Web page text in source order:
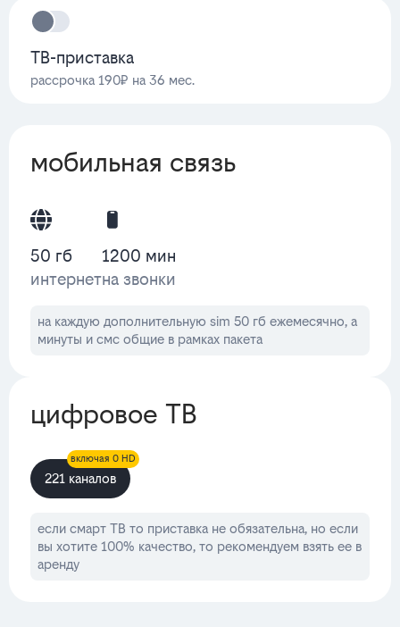
ТВ-приставка
рассрочка 190₽ на 36 мес.
мобильная связь
50 гб
интернет
1200 мин
на звонки
на каждую дополнительную sim 50 гб ежемесячно, а
минуты и смс общие в рамках пакета
цифровое ТВ
221 каналов
включая 0 HD
если смарт ТВ то приставка не обязательна, но если
вы хотите 100% качество, то рекомендуем взять ее в
аренду